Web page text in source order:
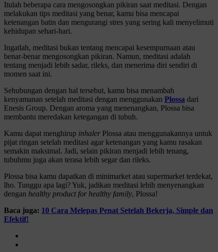
Itulah beberapa cara mengosongkan pikiran saat meditasi. Dengan
melakukan tips meditasi yang benar, kamu bisa mencapai
ketenangan batin dan mengurangi stres yang sering kali menyelimuti
kehidupan sehari-hari.
Ingatlah, meditasi bukan tentang mencapai kesempurnaan atau
benar-benar mengosongkan pikiran. Namun, meditasi adalah
tentang menjadi lebih sadar, rileks, dan menerima diri sendiri di
momen saat ini.
Sehubungan dengan hal tersebut, kamu bisa menambah
kenyamanan setelah meditasi dengan menggunakan Plossa dari
Enesis Group. Dengan aroma yang menenangkan, Plossa bisa
membantu meredakan ketegangan di tubuh.
Kamu dapat menghirup inhaler Plossa atau menggunakannya untuk
pijat ringan setelah meditasi agar ketenangan yang kamu rasakan
semakin maksimal. Jadi, selain pikiran menjadi lebih tenang,
tubuhmu juga akan terasa lebih segar dan rileks.
Plossa bisa kamu dapatkan di minimarket atau supermarket terdekat,
lho. Tunggu apa lagi? Yuk, jadikan meditasi lebih menyenangkan
dengan healthy product for healthy family, Plossa!
Baca juga: 10 Cara Melepas Penat Setelah Bekerja, Simple dan
Efektif!